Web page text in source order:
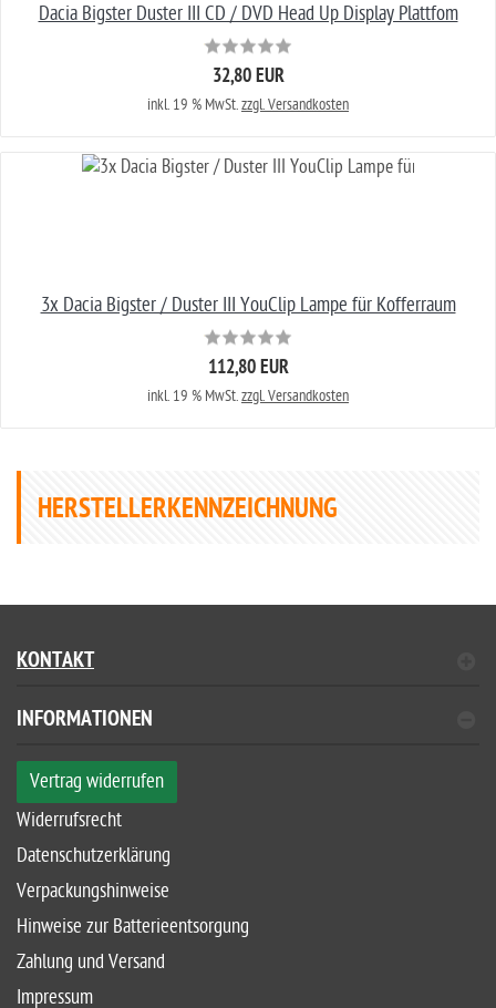
Dacia Bigster Duster III CD / DVD Head Up Display Plattfom
32,80 EUR
inkl. 19 % MwSt.zzgl. Versandkosten
3x Dacia Bigster / Duster III YouClip Lampe für Kofferraum
112,80 EUR
inkl. 19 % MwSt.zzgl. Versandkosten
HERSTELLERKENNZEICHNUNG
KONTAKT
INFORMATIONEN
Vertrag widerrufen
Widerrufsrecht
Datenschutzerklärung
Verpackungshinweise
Hinweise zur Batterieentsorgung
Zahlung und Versand
Impressum